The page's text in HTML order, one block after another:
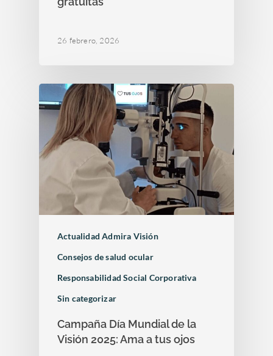
26 febrero, 2026
Actualidad Admira Visión
Consejos de salud ocular
Responsabilidad Social Corporativa
Sin categorizar
Campaña Día Mundial de la
Visión 2025: Ama a tus ojos